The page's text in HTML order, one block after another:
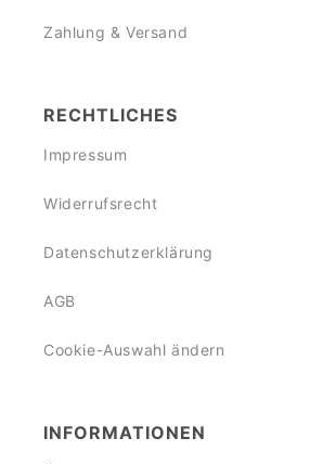
Zahlung & Versand
RECHTLICHES
Impressum
Widerrufsrecht
Datenschutzerklärung
AGB
Cookie-Auswahl ändern
INFORMATIONEN